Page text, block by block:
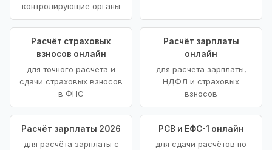
контролирующие органы
Расчёт страховых
взносов онлайн
для точного расчёта и
сдачи страховых взносов
в ФНС
Расчёт зарплаты
онлайн
для расчёта зарплаты,
НДФЛ и страховых
взносов
Расчёт зарплаты 2026
для расчёта зарплаты с
РСВ и ЕФС-1 онлайн
для сдачи расчётов по